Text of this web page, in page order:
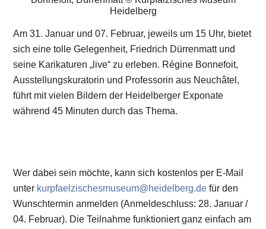
Heidelberg
Am 31. Januar und 07. Februar, jeweils um 15 Uhr, bietet
sich eine tolle Gelegenheit, Friedrich Dürrenmatt und
seine Karikaturen „live“ zu erleben. Régine Bonnefoit,
Ausstellungskuratorin und Professorin aus Neuchâtel,
führt mit vielen Bildern der Heidelberger Exponate
während 45 Minuten durch das Thema.
Wer dabei sein möchte, kann sich kostenlos per E-Mail
unter kurpfaelzischesmuseum@heidelberg.de für den
Wunschtermin anmelden (Anmeldeschluss: 28. Januar /
04. Februar). Die Teilnahme funktioniert ganz einfach am